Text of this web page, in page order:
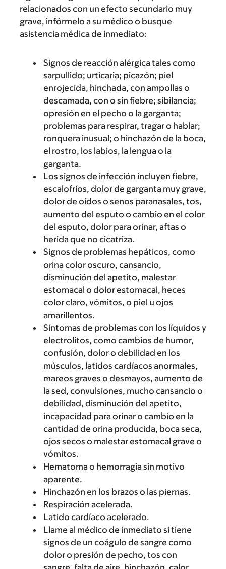
relacionados con un efecto secundario muy
grave, infórmelo a su médico o busque
asistencia médica de inmediato:
Signos de reacción alérgica tales como
sarpullido; urticaria; picazón; piel
enrojecida, hinchada, con ampollas o
descamada, con o sin fiebre; sibilancia;
opresión en el pecho o la garganta;
problemas para respirar, tragar o hablar;
ronquera inusual; o hinchazón de la boca,
el rostro, los labios, la lengua o la
garganta.
Los signos de infección incluyen fiebre,
escalofríos, dolor de garganta muy grave,
dolor de oídos o senos paranasales, tos,
aumento del esputo o cambio en el color
del esputo, dolor para orinar, aftas o
herida que no cicatriza.
Signos de problemas hepáticos, como
orina color oscuro, cansancio,
disminución del apetito, malestar
estomacal o dolor estomacal, heces
color claro, vómitos, o piel u ojos
amarillentos.
Síntomas de problemas con los líquidos y
electrolitos, como cambios de humor,
confusión, dolor o debilidad en los
músculos, latidos cardíacos anormales,
mareos graves o desmayos, aumento de
la sed, convulsiones, mucho cansancio o
debilidad, disminución del apetito,
incapacidad para orinar o cambio en la
cantidad de orina producida, boca seca,
ojos secos o malestar estomacal grave o
vómitos.
Hematoma o hemorragia sin motivo
aparente.
Hinchazón en los brazos o las piernas.
Respiración acelerada.
Latido cardíaco acelerado.
Llame al médico de inmediato si tiene
signos de un coágulo de sangre como
dolor o presión de pecho, tos con